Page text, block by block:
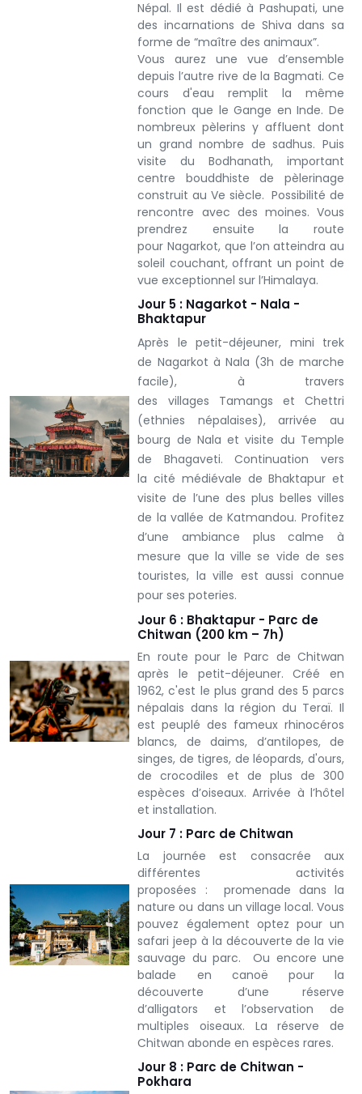
Népal. Il est dédié à Pashupati, une
des incarnations de Shiva dans sa
forme de “maître des animaux”.
Vous aurez une vue d’ensemble
depuis l’autre rive de la Bagmati. Ce
cours d'eau remplit la même
fonction que le Gange en Inde. De
nombreux pèlerins y affluent dont
un grand nombre de sadhus. Puis
visite du Bodhanath, important
centre bouddhiste de pèlerinage
construit au Ve siècle. Possibilité de
rencontre avec des moines. Vous
prendrez ensuite la route
pour Nagarkot, que l’on atteindra au
soleil couchant, offrant un point de
vue exceptionnel sur l’Himalaya.
Jour 5 : Nagarkot - Nala -
Bhaktapur
Après le petit-déjeuner, mini trek
de Nagarkot à Nala (3h de marche
facile), à travers
des villages Tamangs et Chettri
(ethnies népalaises), arrivée au
bourg de Nala et visite du Temple
de Bhagaveti. Continuation vers
la cité médiévale de Bhaktapur et
visite de l’une des plus belles villes
de la vallée de Katmandou. Profitez
d’une ambiance plus calme à
mesure que la ville se vide de ses
touristes, la ville est aussi connue
pour ses poteries.
Jour 6 : Bhaktapur - Parc de
Chitwan (200 km – 7h)
En route pour le Parc de Chitwan
après le petit-déjeuner. Créé en
1962, c'est le plus grand des 5 parcs
népalais dans la région du Teraï. Il
est peuplé des fameux rhinocéros
blancs, de daims, d’antilopes, de
singes, de tigres, de léopards, d'ours,
de crocodiles et de plus de 300
espèces d’oiseaux. Arrivée à l’hôtel
et installation.
Jour 7 : Parc de Chitwan
La journée est consacrée aux
différentes activités
proposées : promenade dans la
nature ou dans un village local. Vous
pouvez également optez pour un
safari jeep à la découverte de la vie
sauvage du parc. Ou encore une
balade en canoë pour la
découverte d’une réserve
d’alligators et l’observation de
multiples oiseaux. La réserve de
Chitwan abonde en espèces rares.
Jour 8 : Parc de Chitwan -
Pokhara